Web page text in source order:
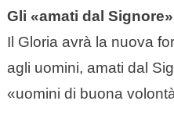
Gli «amati dal Signore»
Il Gloria avrà la nuova
agli uomini, amati dal
«uomini di buona